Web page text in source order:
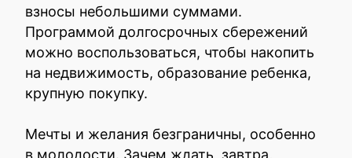
взносы небольшими суммами.
Программой долгосрочных сбережений
можно воспользоваться, чтобы накопить
на недвижимость, образование ребенка,
крупную покупку.
Мечты и желания безграничны, особенно
в молодости. Зачем ждать завтра,